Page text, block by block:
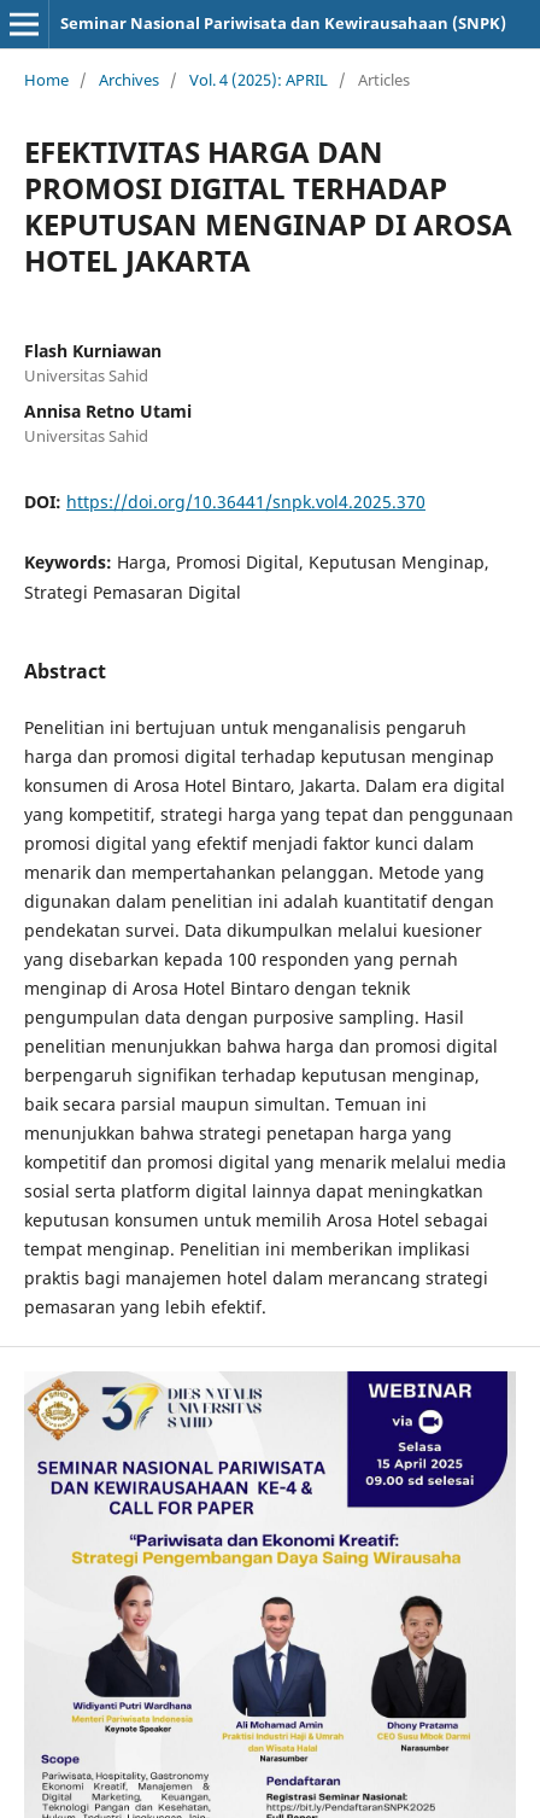
Seminar Nasional Pariwisata dan Kewirausahaan (SNPK)
Home / Archives / Vol. 4 (2025): APRIL / Articles
EFEKTIVITAS HARGA DAN
PROMOSI DIGITAL TERHADAP
KEPUTUSAN MENGINAP DI AROSA
HOTEL JAKARTA
Flash Kurniawan
Universitas Sahid
Annisa Retno Utami
Universitas Sahid
DOI: https://doi.org/10.36441/snpk.vol4.2025.370
Keywords: Harga, Promosi Digital, Keputusan Menginap,
Strategi Pemasaran Digital
Abstract
Penelitian ini bertujuan untuk menganalisis pengaruh
harga dan promosi digital terhadap keputusan menginap
konsumen di Arosa Hotel Bintaro, Jakarta. Dalam era digital
yang kompetitif, strategi harga yang tepat dan penggunaan
promosi digital yang efektif menjadi faktor kunci dalam
menarik dan mempertahankan pelanggan. Metode yang
digunakan dalam penelitian ini adalah kuantitatif dengan
pendekatan survei. Data dikumpulkan melalui kuesioner
yang disebarkan kepada 100 responden yang pernah
menginap di Arosa Hotel Bintaro dengan teknik
pengumpulan data dengan purposive sampling. Hasil
penelitian menunjukkan bahwa harga dan promosi digital
berpengaruh signifikan terhadap keputusan menginap,
baik secara parsial maupun simultan. Temuan ini
menunjukkan bahwa strategi penetapan harga yang
kompetitif dan promosi digital yang menarik melalui media
sosial serta platform digital lainnya dapat meningkatkan
keputusan konsumen untuk memilih Arosa Hotel sebagai
tempat menginap. Penelitian ini memberikan implikasi
praktis bagi manajemen hotel dalam merancang strategi
pemasaran yang lebih efektif.